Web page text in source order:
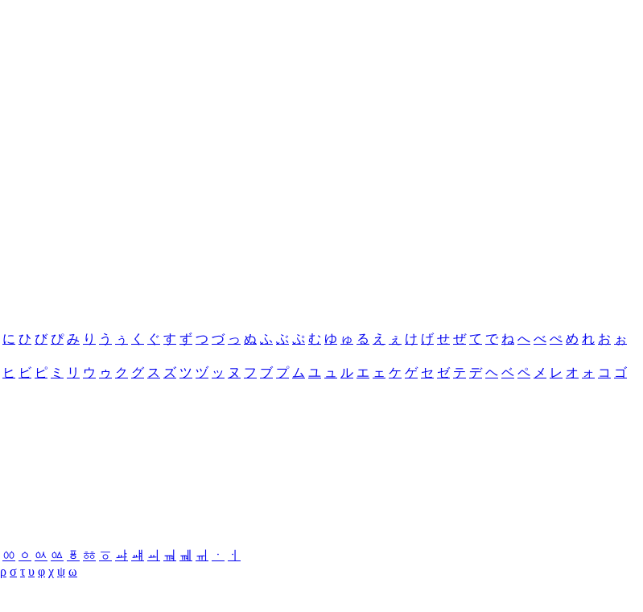
に ひ び ぴ み り う ぅ く ぐ す ず つ づ っ ぬ ふ ぶ ぷ む ゆ ゅ る え ぇ け げ せ ぜ て で ね へ べ ぺ め れ お ぉ
ヒ ビ ピ ミ リ ウ ゥ ク グ ス ズ ツ ヅ ッ ヌ フ ブ プ ム ユ ュ ル エ ェ ケ ゲ セ ゼ テ デ ヘ ベ ペ メ レ オ ォ コ ゴ
ㆀ ㆁ ㆂ ㆃ ㆄ ㆅ ㆆ ㆇ ㆈ ㆉ ㆊ ㆋ ㆌ ㆍ
ㆎ
ρ σ τ υ φ χ ψ ω